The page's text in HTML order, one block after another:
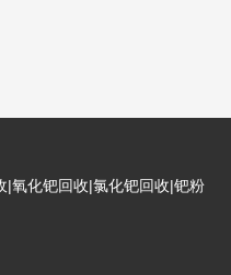
|氧化钯回收|氯化钯回收|钯粉